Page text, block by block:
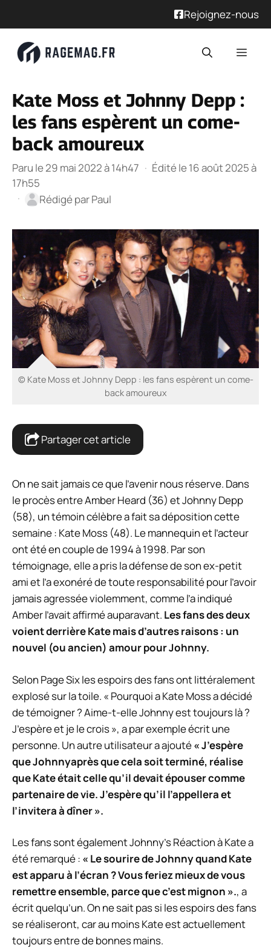
Rejoignez-nous
Kate Moss et Johnny Depp :
les fans espèrent un come-
back amoureux
Paru le 29 mai 2022 à 14h47 · Édité le 16 août 2025 à
17h55
·
Rédigé parPaul
© Kate Moss et Johnny Depp : les fans espèrent un come-
back amoureux
Partager cet article
On ne sait jamais ce que l’avenir nous réserve. Dans
le procès entre Amber Heard (36) et Johnny Depp
(58), un témoin célèbre a fait sa déposition cette
semaine : Kate Moss (48). Le mannequin et l’acteur
ont été en couple de 1994 à 1998. Par son
témoignage, elle a pris la défense de son ex-petit
ami et l’a exonéré de toute responsabilité pour l’avoir
jamais agressée violemment, comme l’a indiqué
Amberl’avait affirmé auparavant. Les fans des deux
voient derrièreKatemais d’autres raisons : un
nouvel (ou ancien) amour pourJohnny.
Selon Page Sixles espoirs des fans ont littéralement
explosé sur la toile. « Pourquoi aKate Mossa décidé
de témoigner ? Aime-t-elleJohnnyest toujours là ?
J’espère et je le crois », a par exemple écrit une
personne. Un autre utilisateur a ajouté« J’espère
queJohnnyaprès que cela soit terminé, réalise
queKateétait celle qu’il devait épouser comme
partenaire de vie. J’espère qu’il l’appellera et
l’invitera à dîner ».
Les fans sont égalementJohnny’sRéaction àKatea
été remarqué : « Le sourire de Johnny quandKate
est apparu à l’écran ? Vous feriez mieux de vous
remettre ensemble, parce que c’est mignon »., a
écrit quelqu’un. On ne sait pas si les espoirs des fans
se réaliseront, car au moinsKateest actuellement
toujours entre de bonnes mains.